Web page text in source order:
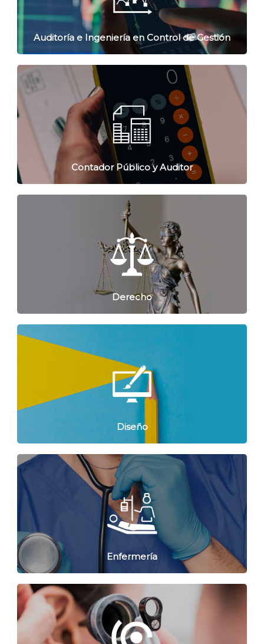
Auditoría e Ingeniería en Control de Gestión
Contador Público y Auditor
Derecho
Diseño
Enfermería